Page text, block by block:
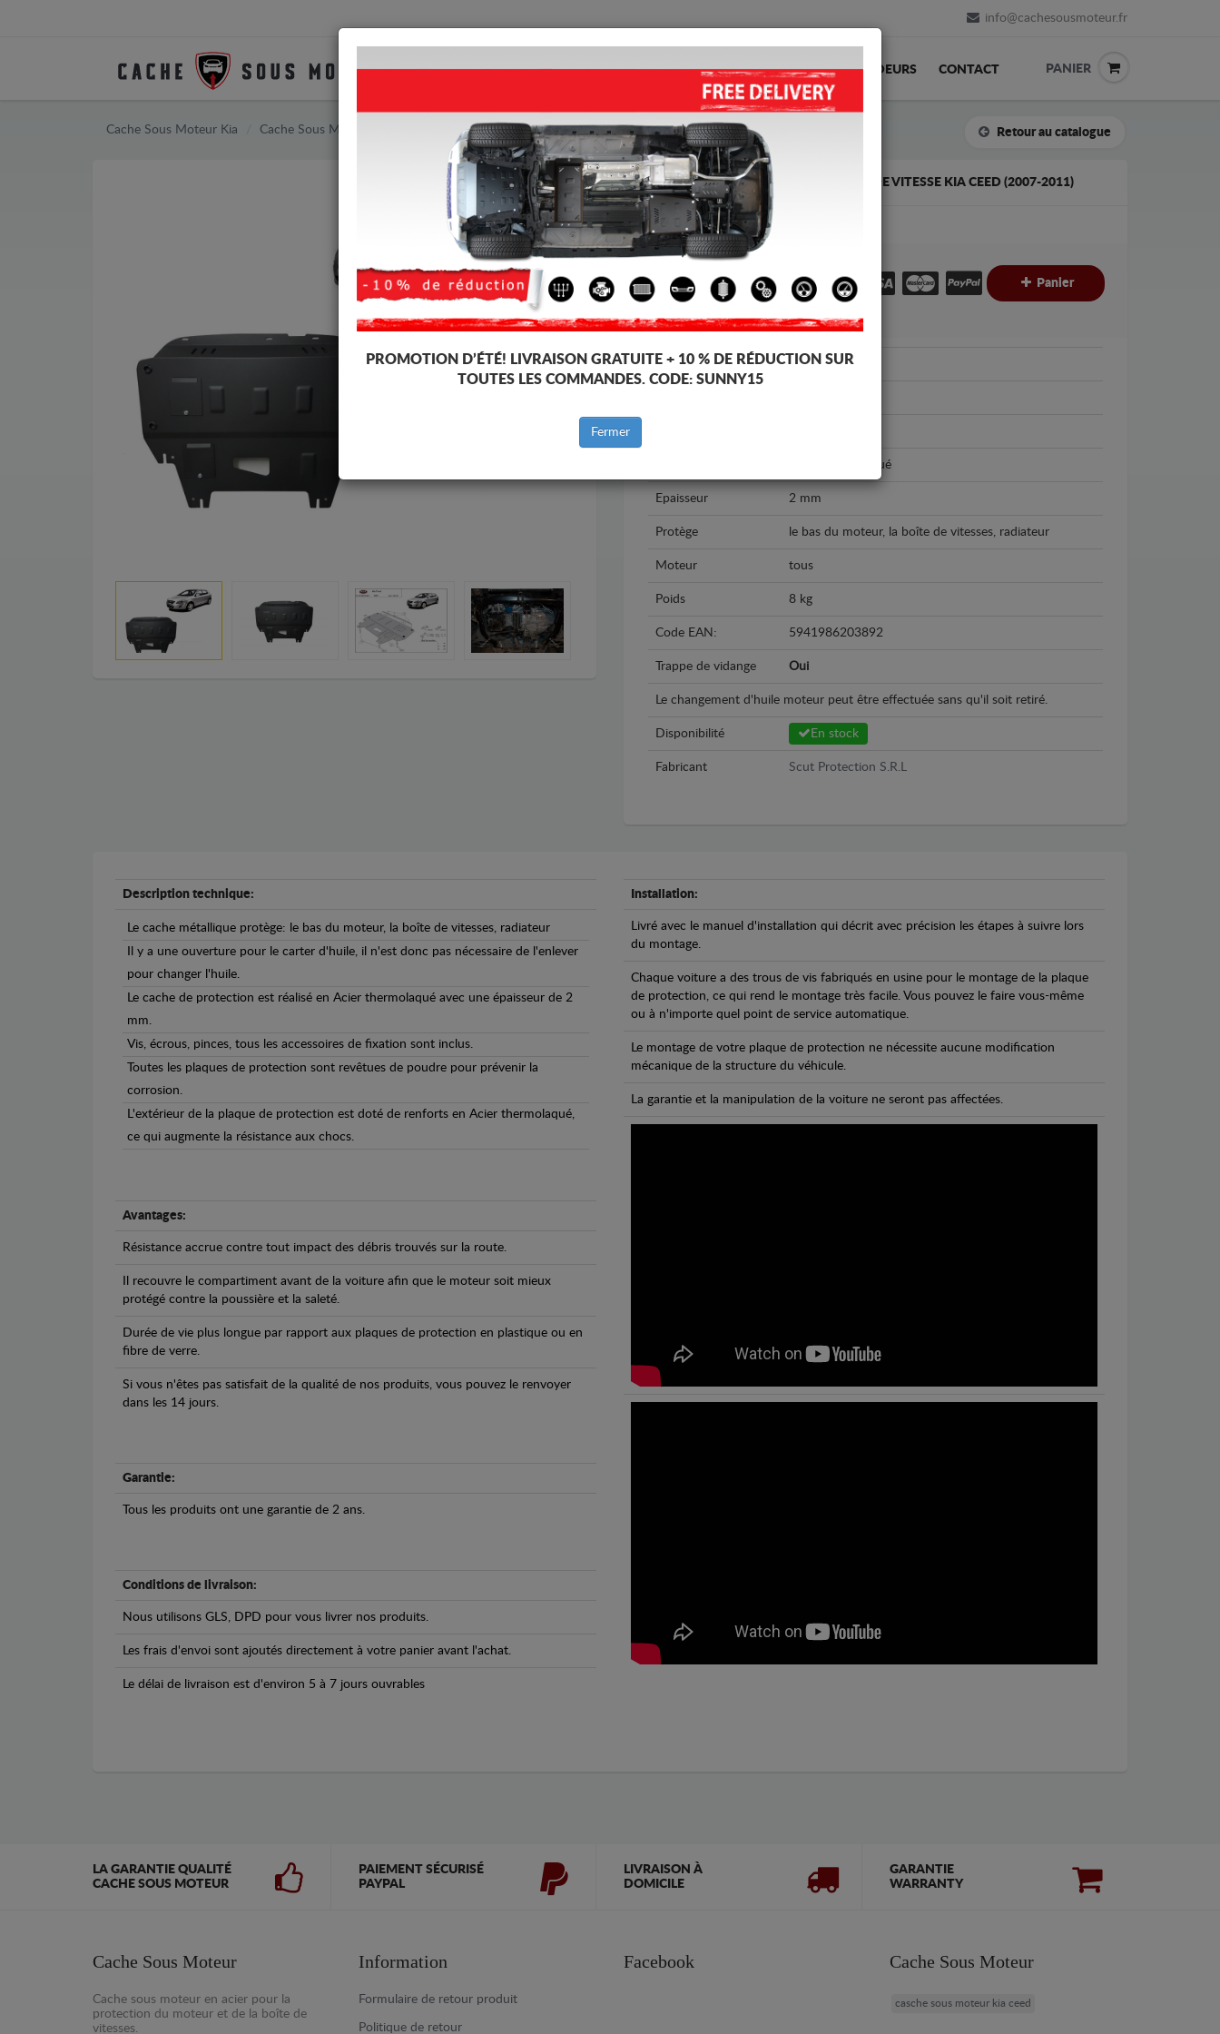
info@cachesousmoteur.fr
PROTECTION ACCUEIL LIVRAISON AVIS REVENDEURS CONTACT PANIER
Cache Sous Moteur Kia Cache Sous Moteur Kia C eed Retour au catalogue
CACHE SOUS MOTEUR ET DE LA BOÎTE DE VITESSE KIA CEED (2007-2011)
Code d'article: 30.211
142€
TTC
Panier
Marque Kia
Acier thermolaqué
Epaisseur 2 mm
Protège le bas du moteur, la boîte de vitesses, radiateur
Moteur tous
Poids 8 kg
Code EAN: 5941986203892
Trappe de vidange Oui
Le changement d'huile moteur peut être effectuée sans qu'il soit retiré.
Disponibilité En stock
Fabricant Scut Protection S.R.L
Description technique:
Le cache métallique protège: le bas du moteur, la boîte de vitesses, radiateur
Il y a une ouverture pour le carter d'huile, il n'est donc pas nécessaire de l'enlever
pour changer l'huile.
Le cache de protection est réalisé en Acier thermolaqué avec une épaisseur de 2
mm.
Vis, écrous, pinces, tous les accessoires de fixation sont inclus.
Toutes les plaques de protection sont revêtues de poudre pour prévenir la
corrosion.
L'extérieur de la plaque de protection est doté de renforts en Acier thermolaqué,
ce qui augmente la résistance aux chocs.
Avantages:
Résistance accrue contre tout impact des débris trouvés sur la route.
Il recouvre le compartiment avant de la voiture afin que le moteur soit mieux
protégé contre la poussière et la saleté.
Durée de vie plus longue par rapport aux plaques de protection en plastique ou en
fibre de verre.
Si vous n'êtes pas satisfait de la qualité de nos produits, vous pouvez le renvoyer
dans les 14 jours.
Garantie:
Tous les produits ont une garantie de 2 ans.
Conditions de livraison:
Nous utilisons GLS, DPD pour vous livrer nos produits.
Les frais d'envoi sont ajoutés directement à votre panier avant l'achat.
Le délai de livraison est d'environ 5 à 7 jours ouvrables
Installation:
Livré avec le manuel d'installation qui décrit avec précision les étapes à suivre lors
du montage.
Chaque voiture a des trous de vis fabriqués en usine pour le montage de la plaque
de protection, ce qui rend le montage très facile. Vous pouvez le faire vous-même
ou à n'importe quel point de service automatique.
Le montage de votre plaque de protection ne nécessite aucune modification
mécanique de la structure du véhicule.
La garantie et la manipulation de la voiture ne seront pas affectées.
LA GARANTIE QUALITÉ
CACHE SOUS MOTEUR
PAIEMENT SÉCURISÉ
PAYPAL
LIVRAISON À
DOMICILE
GARANTIE
WARRANTY
Cache Sous Moteur
Cache sous moteur en acier pour la
protection du moteur et de la boîte de
vitesses.
Information
Formulaire de retour produit
Politique de retour
Facebook Cache Sous Moteur
casche sous moteur kia ceed
PROMOTION D’ÉTÉ! LIVRAISON GRATUITE + 10 % DE RÉDUCTION SUR
TOUTES LES COMMANDES. CODE: SUNNY15
Fermer